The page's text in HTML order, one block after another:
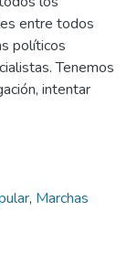
entre todos
políticos
Tenemos
intentar
, Marchas